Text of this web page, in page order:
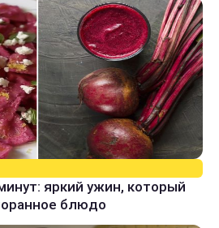
яркий ужин, который
блюдо